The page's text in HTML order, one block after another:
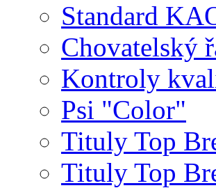
Standard
Chovatelský
Kontroly
Psi "Color"
Tituly Top
Tituly Top